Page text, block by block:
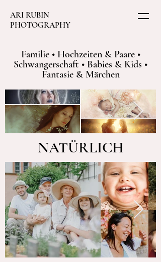
ARI RUBIN
PHOTOGRAPHY
Familie • Hochzeiten & Paare •
Schwangerschaft • Babies & Kids •
Fantasie & Märchen
NATÜRLICH